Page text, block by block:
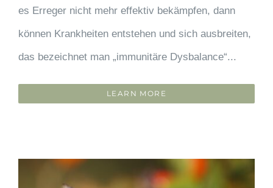
es Erreger nicht mehr effektiv bekämpfen, dann
können Krankheiten entstehen und sich ausbreiten,
das bezeichnet man „immunitäre Dysbalance“...
LEARN MORE